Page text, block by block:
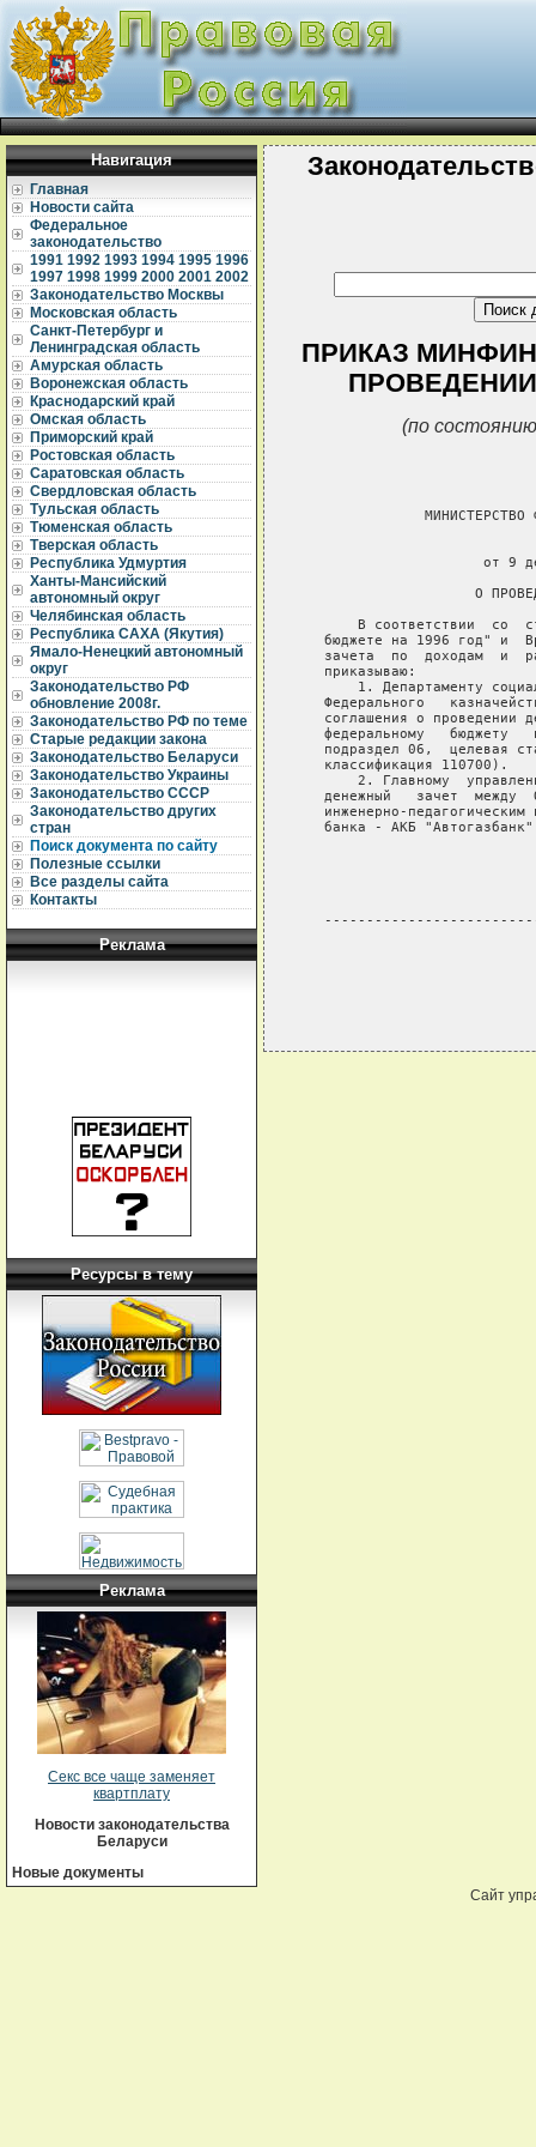
Навигация
Главная
Новости сайта
Федеральное
законодательство
1991 1992 1993 1994 1995 1996
1997 1998 1999 2000 2001 2002
Законодательство Москвы
Московская область
Санкт-Петербург и
Ленинградская область
Амурская область
Воронежская область
Краснодарский край
Омская область
Приморский край
Ростовская область
Саратовская область
Свердловская область
Тульская область
Тюменская область
Тверская область
Республика Удмуртия
Ханты-Мансийский
автономный округ
Челябинская область
Республика САХА (Якутия)
Ямало-Ненецкий автономный
округ
Законодательство РФ
обновление 2008г.
Законодательство РФ по теме
Старые редакции закона
Законодательство Беларуси
Законодательство Украины
Законодательство СССР
Законодательство других
стран
Поиск документа по сайту
Полезные ссылки
Все разделы сайта
Контакты
Реклама
Ресурсы в тему
Реклама
Секс все чаще заменяет
квартплату
Новости законодательства
Беларуси
Новые документы
ПРИКАЗ
(по
МИНИСТЕРСТВО
от 9
О
В соответствии  со
бюджете на 1996 год" и
зачета  по  доходам  и
   приказываю:
1. Департаменту
Федерального
соглашения о проведении
федеральному   бюджету
подраздел 06,  целевая
   классификация 110700).
2. Главному
денежный   зачет  между
инженерно-педагогическим
банка - АКБ
Сайт